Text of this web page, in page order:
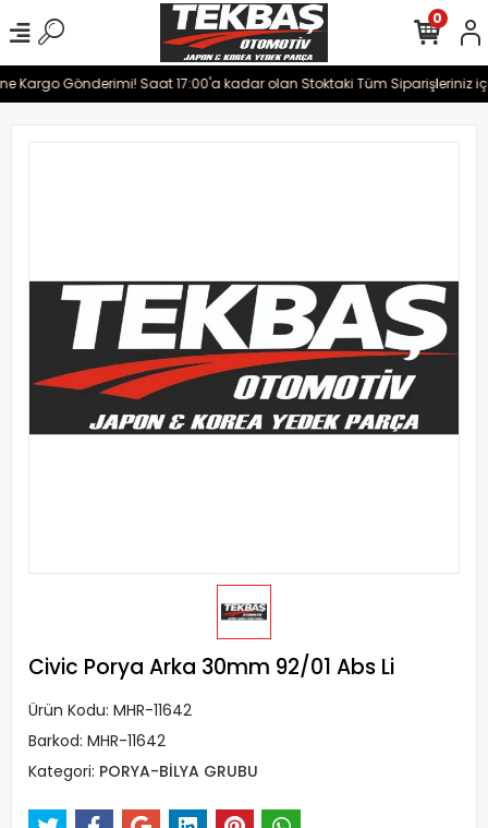
Kargo Gönderimi! Saat 17:00'a kadar olan Stoktaki Tüm Siparişleriniz
0
Civic Porya Arka 30mm 92/01 Abs Li
Ürün Kodu: MHR-11642
Barkod: MHR-11642
Kategori: PORYA-BİLYA GRUBU